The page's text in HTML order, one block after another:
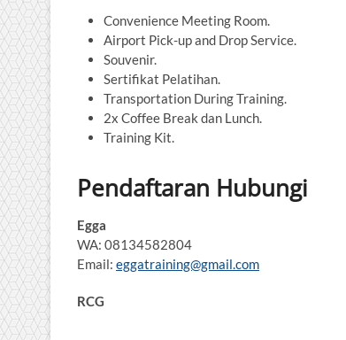
Convenience Meeting Room.
Airport Pick-up and Drop Service.
Souvenir.
Sertifikat Pelatihan.
Transportation During Training.
2x Coffee Break dan Lunch.
Training Kit.
Pendaftaran Hubungi
Egga
WA: 08134582804
Email: eggatraining@gmail.com
RCG